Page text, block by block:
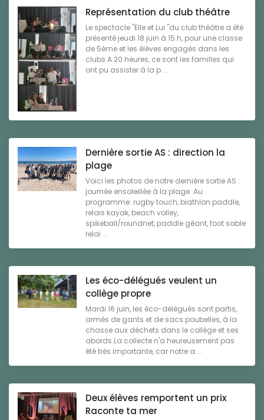
Représentation du club théâtre
Le spectacle "Elle et Lui "du club théâtre a été
présenté jeudi 18 juin à 15 h, pour une classe
de 5ème et les élèves engagés dans les
clubs.A 20 heures, ce sont les familles qui
ont pu assister à la p ...
Dernière sortie AS : direction la
plage
Voici les photos de notre dernière sortie AS :
journée ensoleillée à la plage Au
programme: rugby touch, biathlon paddle,
relais kayak, beach volley,
spikeball/roundnet, paddle géant, foot sable
relai ...
Les éco-délégués veulent un
collège propre
Mardi 16 juin, les éco-délégués sont partis,
armés de gants et de sacs poubelles, à la
chasse aux déchets dans le collège et ses
abords.La collecte n'a heureusement pas
été très importante, car notre a ...
Deux élèves remportent un prix
Raconte ta mer